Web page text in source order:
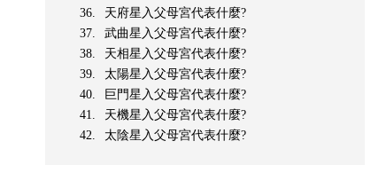
天府星入父母宮代表什麼?
武曲星入父母宮代表什麼?
天相星入父母宮代表什麼?
太陽星入父母宮代表什麼?
巨門星入父母宮代表什麼?
天機星入父母宮代表什麼?
太陰星入父母宮代表什麼?